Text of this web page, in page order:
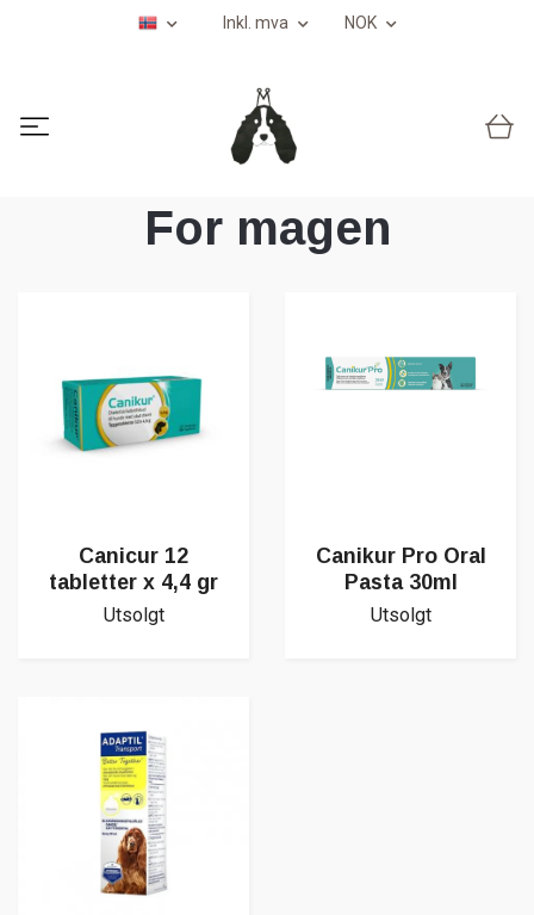
Inkl. mva NOK
For magen
Canicur 12
tabletter x 4,4 gr
Utsolgt
Canikur Pro Oral
Pasta 30ml
Utsolgt